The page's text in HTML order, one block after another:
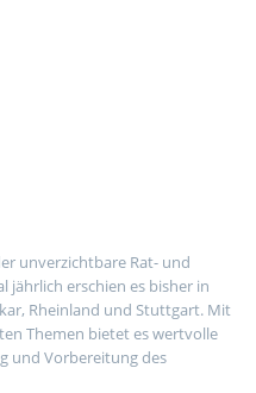
unverzichtbare Rat- und
jährlich erschien es bisher in
Rheinland und Stuttgart. Mit
Themen bietet es wertvolle
und Vorbereitung des